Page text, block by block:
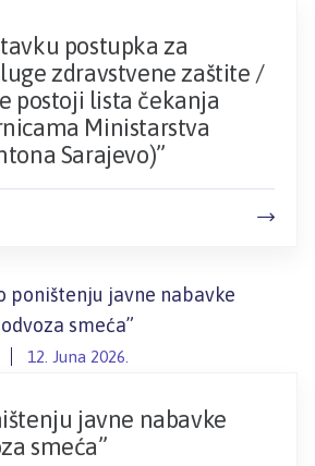
postupka za
zdravstvene zaštite /
postoji lista čekanja
Ministarstva
Sarajevo)”
poništenju javne nabavke
smeća”
12. Juna 2026.
javne nabavke
smeća”